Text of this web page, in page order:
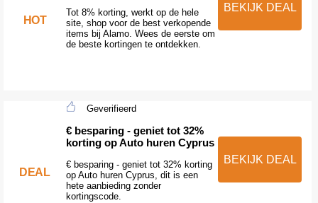
HOT
Tot 8% korting, werkt op de hele
site, shop voor de best verkopende
items bij Alamo. Wees de eerste om
de beste kortingen te ontdekken.
BEKIJK DEAL
DEAL
Geverifieerd
€ besparing - geniet tot 32%
korting op Auto huren Cyprus
€ besparing - geniet tot 32% korting
op Auto huren Cyprus, dit is een
hete aanbieding zonder
kortingscode.
BEKIJK DEAL